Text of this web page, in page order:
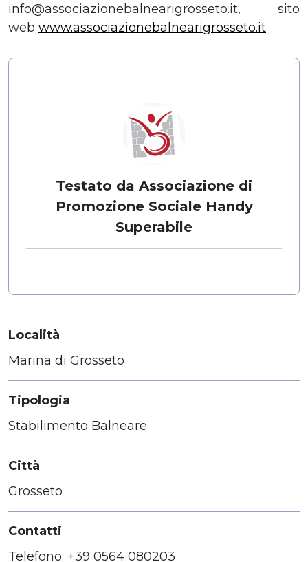
info@associazionebalnearigrosseto.it, sito
web www.associazionebalnearigrosseto.it
Testato da Associazione di
Promozione Sociale Handy
Superabile
Località
Marina di Grosseto
Tipologia
Stabilimento Balneare
Città
Grosseto
Contatti
Telefono: +39 0564 080203